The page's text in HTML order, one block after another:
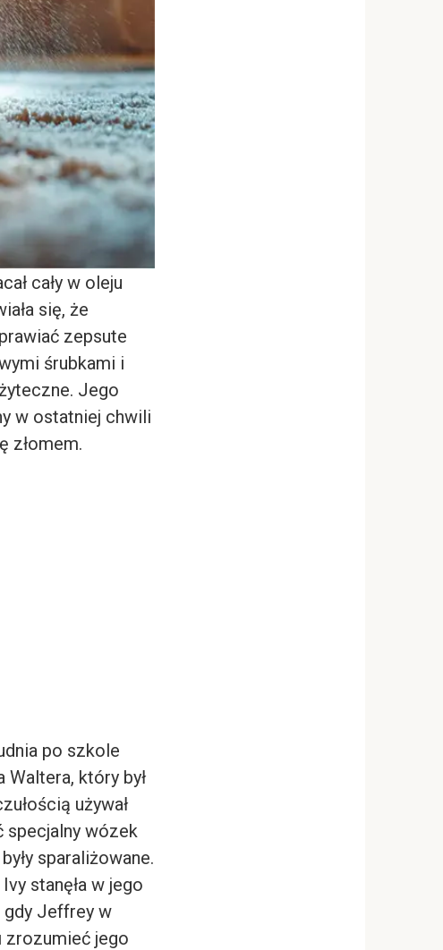
cały w oleju
się, że
zepsute
śrubkami i
Jego
w ostatniej chwili
złomem.
po szkole
Waltera, który był
używał
specjalny wózek
sparaliżowane.
stanęła w jego
gdy Jeffrey w
zrozumieć jego